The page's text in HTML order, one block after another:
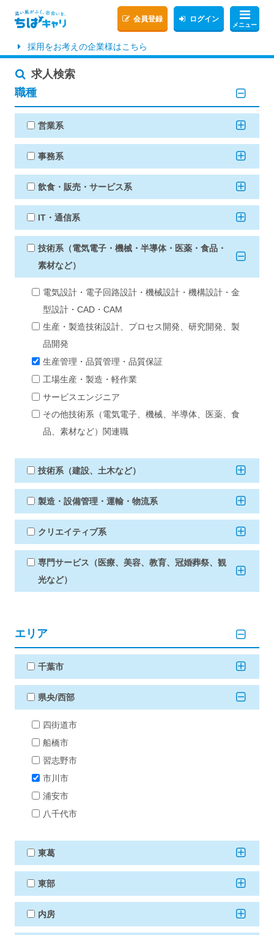
メニュー
会員登録 ログイン
採用をお考えの企業様はこちら
求人検索
職種
営業系
事務系
飲食・販売・サービス系
IT・通信系
技術系（電気電子・機械・半導体・医薬・食品・
素材など）
電気設計・電子回路設計・機械設計・機構設計・金
型設計・CAD・CAM
生産・製造技術設計、プロセス開発、研究開発、製
品開発
生産管理・品質管理・品質保証
工場生産・製造・軽作業
サービスエンジニア
その他技術系（電気電子、機械、半導体、医薬、食
品、素材など）関連職
技術系（建設、土木など）
製造・設備管理・運輸・物流系
クリエイティブ系
専門サービス（医療、美容、教育、冠婚葬祭、観
光など）
エリア
千葉市
県央/西部
四街道市
船橋市
習志野市
市川市
浦安市
八千代市
東葛
東部
内房